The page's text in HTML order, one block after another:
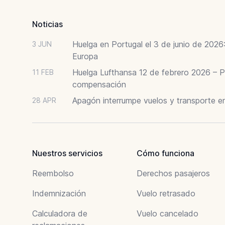
Noticias
3 JUN
Huelga en Portugal el 3 de junio de
Europa
11 FEB
Huelga Lufthansa 12 de febrero 2026 –
compensación
28 APR Apagón interrumpe vuelos y transporte
Nuestros servicios
Reembolso
Indemnización
Calculadora de
Cómo funciona
Derechos pasajeros
Vuelo retrasado
Vuelo cancelado